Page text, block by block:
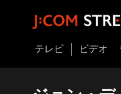
テレビ ビデオ